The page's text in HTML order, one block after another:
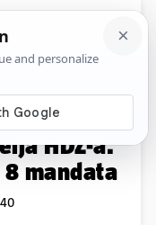
Komentari
HDZ-a.
8 mandata